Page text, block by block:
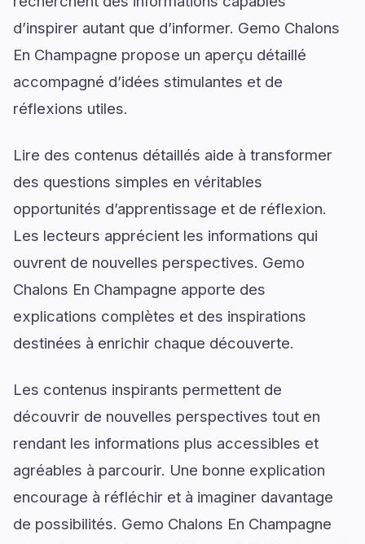
d’inspirer autant que d’informer. Gemo Chalons
En Champagne propose un aperçu détaillé
accompagné d’idées stimulantes et de
réflexions utiles.
Lire des contenus détaillés aide à transformer
des questions simples en véritables
opportunités d’apprentissage et de réflexion.
Les lecteurs apprécient les informations qui
ouvrent de nouvelles perspectives. Gemo
Chalons En Champagne apporte des
explications complètes et des inspirations
destinées à enrichir chaque découverte.
Les contenus inspirants permettent de
découvrir de nouvelles perspectives tout en
rendant les informations plus accessibles et
agréables à parcourir. Une bonne explication
encourage à réfléchir et à imaginer davantage
de possibilités. Gemo Chalons En Champagne